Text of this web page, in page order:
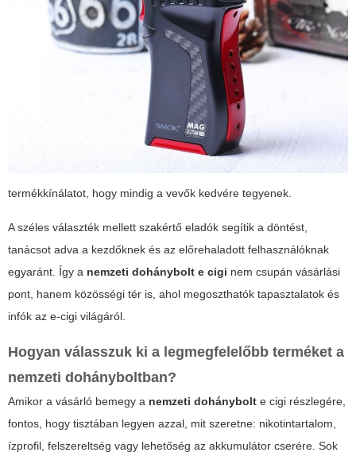
termékkínálatot, hogy mindig a vevők kedvére tegyenek.
A széles választék mellett szakértő eladók segítik a döntést,
tanácsot adva a kezdőknek és az előrehaladott felhasználóknak
egyaránt. Így a nemzeti dohánybolt e cigi nem csupán vásárlási
pont, hanem közösségi tér is, ahol megoszthatók tapasztalatok és
infók az e-cigi világáról.
Hogyan válasszuk ki a legmegfelelőbb terméket a
nemzeti dohányboltban?
Amikor a vásárló bemegy a nemzeti dohánybolt e cigi részlegére,
fontos, hogy tisztában legyen azzal, mit szeretne: nikotintartalom,
ízprofil, felszereltség vagy lehetőség az akkumulátor cserére. Sok